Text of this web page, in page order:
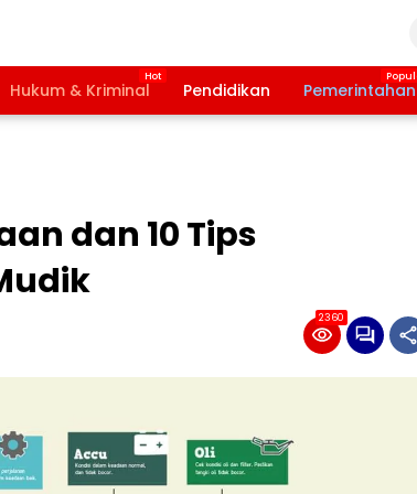
Hukum & Kriminal Pendidikan Pemerintahan
dan 10 Tips
2360